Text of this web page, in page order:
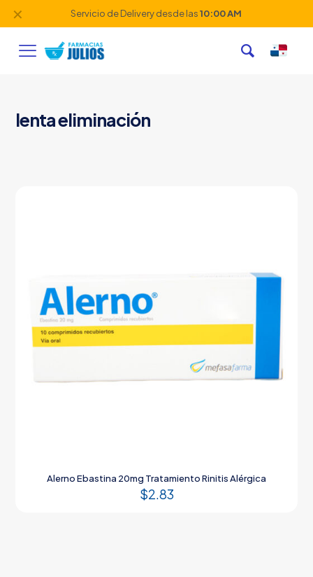
Servicio de Delivery desde las10:00 AM
✕
lenta eliminación
Alerno Ebastina 20mg Tratamiento Rinitis Alérgica
$2.83